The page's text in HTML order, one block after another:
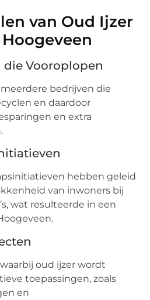
van Oud Ijzer
die Vooroplopen
bedrijven die
en daardoor
en extra
hebben geleid
van inwoners bij
wat resulteerde in een
oud ijzer wordt
toepassingen, zoals
en